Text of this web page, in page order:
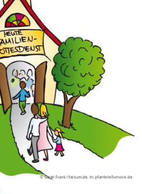
© Sarah Frank I factum.de, In: pfarrbriefservice.de